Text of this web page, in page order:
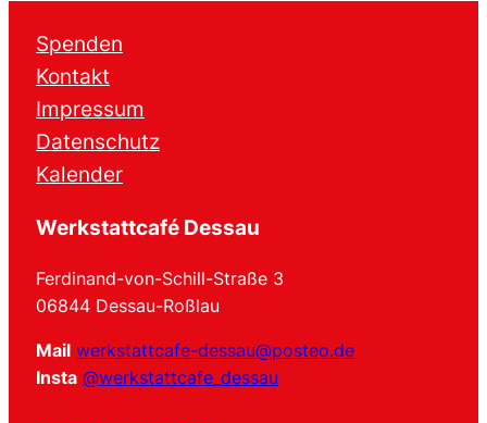
Spenden
Kontakt
Impressum
Datenschutz
Kalender
Werkstattcafé Dessau
Ferdinand-von-Schill-Straße 3
06844 Dessau-Roßlau
Mail werkstattcafe-dessau@posteo.de
Insta @werkstattcafe_dessau